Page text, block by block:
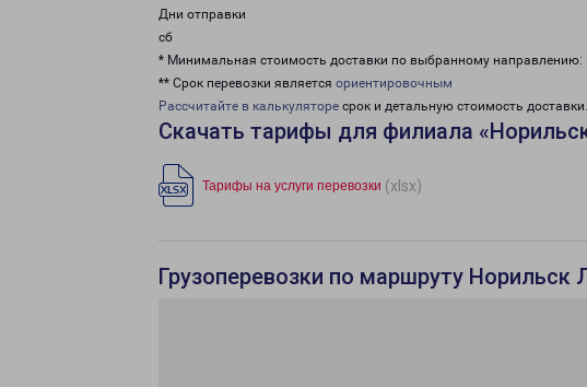
Дни отправки
сб
* Минимальная стоимость доставки по выбранному направлению:
** Срок перевозки является ориентировочным
Рассчитайте в калькуляторе срок и детальную стоимость доставки.
Скачать тарифы для филиала
Тарифы на услуги перевозки (xlsx)
Грузоперевозки по маршруту Норильск